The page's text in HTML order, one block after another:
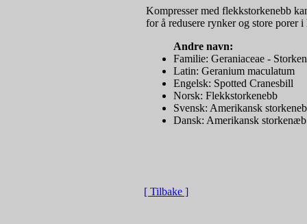
Kompresser med flekkstorkenebb
for å redusere rynker og store porer i
Andre navn:
Familie: Geraniaceae -
Latin: Geranium maculatum
Engelsk: Spotted Cranesbill
Norsk: Flekkstorkenebb
Svensk: Amerikansk
Dansk: Amerikansk storkenæb
[ Tilbake ]